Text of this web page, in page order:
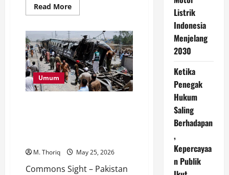
Read MoreRead
more
Maut
di
Pabrik
Hanwha
Aerospace,
Tragedi
yang
Mengguncang
Industri
Umum
M. Thoriq May 25, 2026
Commons Sight – Pakistan
Listrik
Indonesia
Menjelang
2030
Ketika
Penegak
Hukum
Saling
Berhadapan
,
Kepercayaa
n Publik